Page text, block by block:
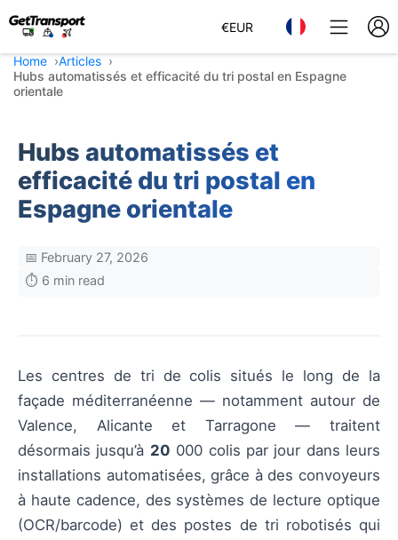
€EUR
Home
Articles
Hubs automatissés et efficacité du tri postal en Espagne
orientale
Hubs automatissés et
efficacité du tri postal en
Espagne orientale
📅 February 27, 2026
⏱️ 6 min read
Les centres de tri de colis situés le long de la
façade méditerranéenne — notamment autour de
Valence, Alicante et Tarragone — traitent
désormais jusqu’à 20 000 colis par jour dans leurs
installations automatisées, grâce à des convoyeurs
à haute cadence, des systèmes de lecture optique
(OCR/barcode) et des postes de tri robotisés qui